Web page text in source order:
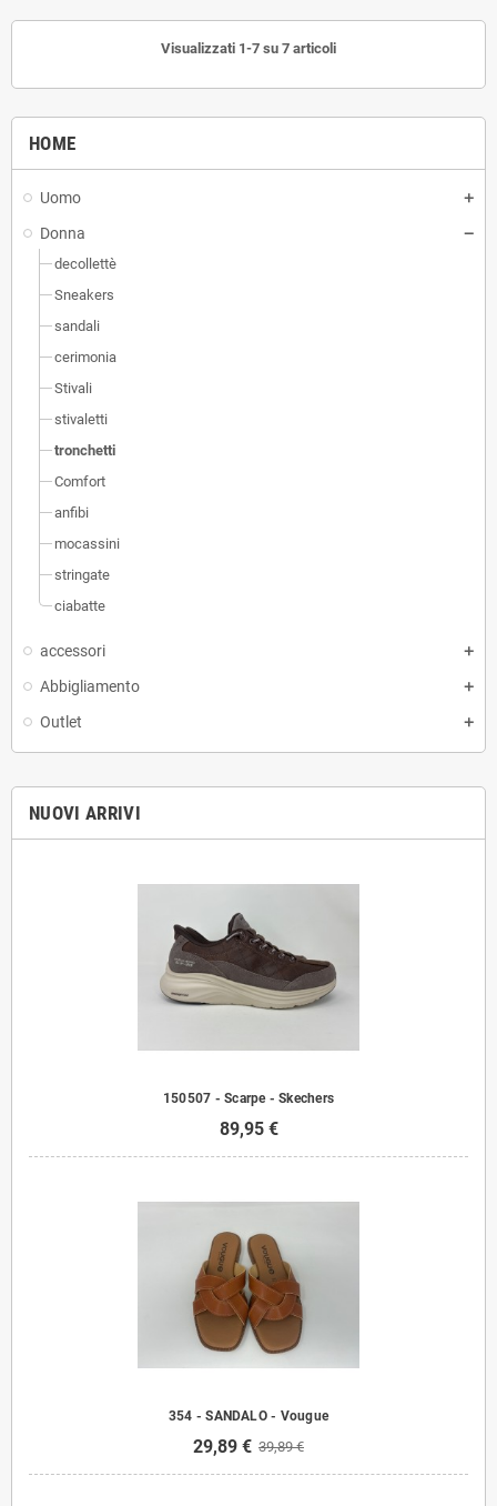
HOME
Uomo
Donna
decollettè
Sneakers
sandali
cerimonia
Stivali
stivaletti
tronchetti
Comfort
anfibi
mocassini
stringate
ciabatte
accessori
Abbigliamento
Outlet
NUOVI ARRIVI
150507 - Scarpe - Skechers
89,95 €
354 - SANDALO - Vougue
29,89 € 39,89 €
Visualizzati 1-7 su 7 articoli